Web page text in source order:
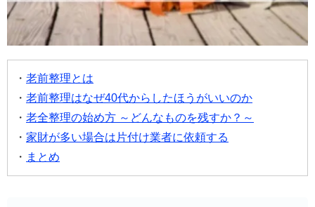
老前整理とは
老前整理はなぜ40代からしたほうがいいのか
老全整理の始め方 ～どんなものを残すか？～
家財が多い場合は片付け業者に依頼する
まとめ